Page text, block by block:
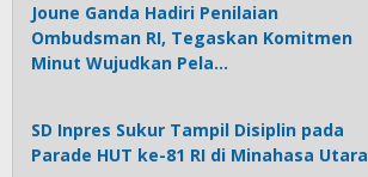
Joune Ganda Hadiri Penilaian
Ombudsman RI, Tegaskan Komitmen
Minut Wujudkan Pela…
SD Inpres Sukur Tampil Disiplin pada
Parade HUT ke-81 RI di Minahasa Utara